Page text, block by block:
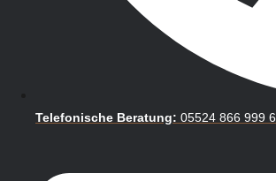
Telefonische Beratung: 05524 866 999 6